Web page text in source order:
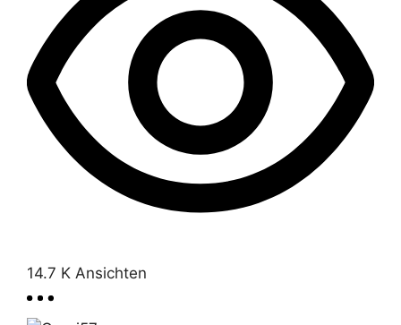
14.7 K Ansichten